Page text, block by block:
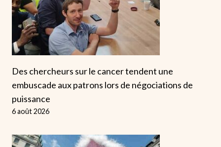
Des chercheurs sur le cancer tendent une
embuscade aux patrons lors de négociations de
puissance
6 août 2026